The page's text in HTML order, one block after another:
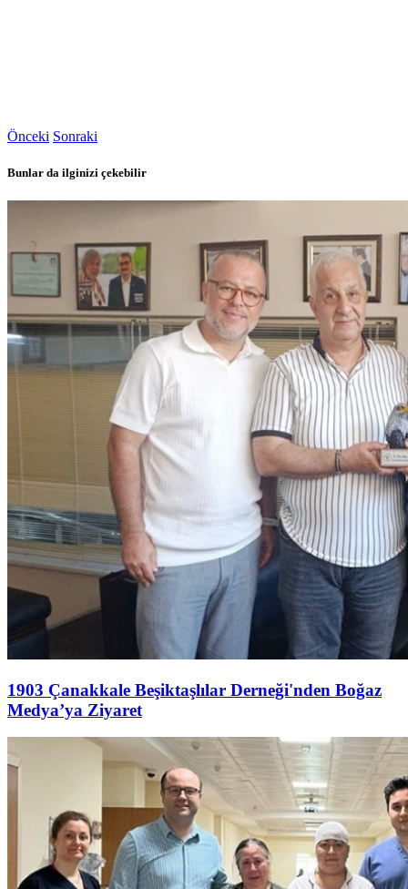
Önceki Sonraki
Bunlar da ilginizi çekebilir
1903 Çanakkale Beşiktaşlılar Derneği'nden Boğaz
Medya’ya Ziyaret